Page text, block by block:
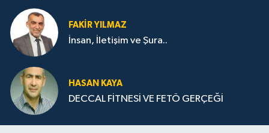
FAKIR YILMAZ
İnsan, İletişim ve Şura..
HASAN KAYA
DECCAL FİTNESİ VE FETÖ GERÇEĞİ